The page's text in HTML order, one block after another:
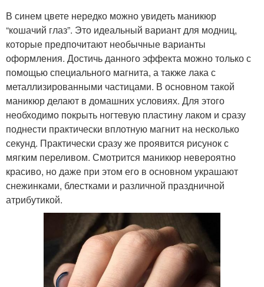
В синем цвете нередко можно увидеть маникюр
“кошачий глаз”. Это идеальный вариант для модниц,
которые предпочитают необычные варианты
оформления. Достичь данного эффекта можно только с
помощью специального магнита, а также лака с
металлизированными частицами. В основном такой
маникюр делают в домашних условиях. Для этого
необходимо покрыть ногтевую пластину лаком и сразу
поднести практически вплотную магнит на несколько
секунд. Практически сразу же проявится рисунок с
мягким переливом. Смотрится маникюр невероятно
красиво, но даже при этом его в основном украшают
снежинками, блестками и различной праздничной
атрибутикой.